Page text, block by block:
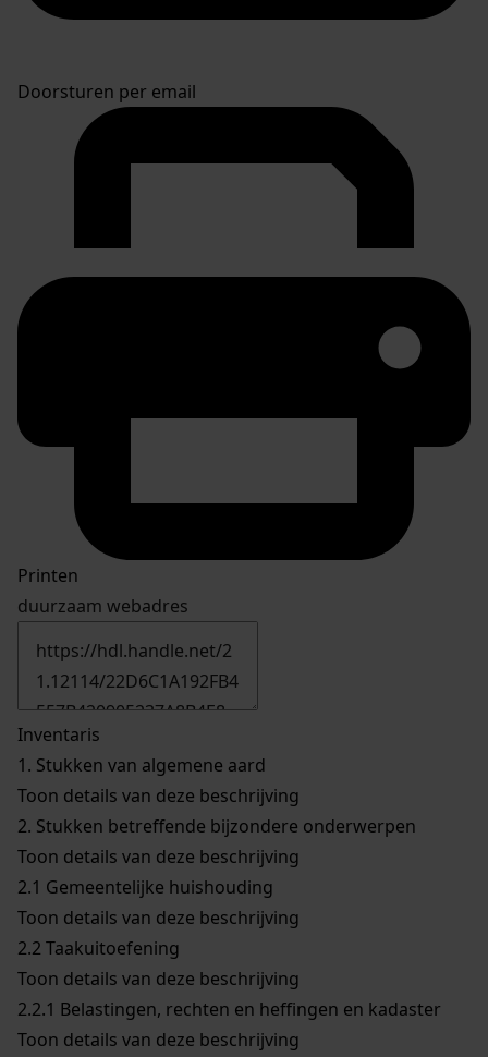
Doorsturen per email
Printen
duurzaam webadres
Inventaris
1. Stukken van algemene aard
Toon details van deze beschrijving
2. Stukken betreffende bijzondere onderwerpen
Toon details van deze beschrijving
2.1 Gemeentelijke huishouding
Toon details van deze beschrijving
2.2 Taakuitoefening
Toon details van deze beschrijving
2.2.1 Belastingen, rechten en heffingen en kadaster
Toon details van deze beschrijving